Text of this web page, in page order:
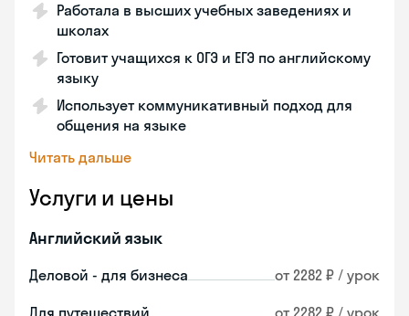
Работала в высших учебных заведениях и
школах
Готовит учащихся к ОГЭ и ЕГЭ по английскому
языку
Использует коммуникативный подход для
общения на языке
Читать дальше
Услуги и цены
Английский язык
Деловой - для бизнеса от 2282 ₽ / урок
Для путешествий от 2282 ₽ / урок